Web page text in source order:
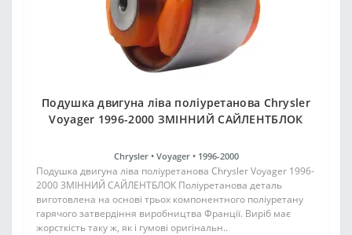
Подушка двигуна ліва поліуретанова Chrysler
Voyager 1996-2000 ЗМІННИЙ САЙЛЕНТБЛОК
Chrysler • Voyager • 1996-2000
Подушка двигуна ліва поліуретанова Chrysler Voyager 1996-
2000 ЗМІННИЙ САЙЛЕНТБЛОК Поліуретанова деталь
виготовлена на основі трьох компонентного поліуретану
гарячого затвердіння виробництва Франції. Виріб має
жорсткість таку ж, як і гумові оригінальн..